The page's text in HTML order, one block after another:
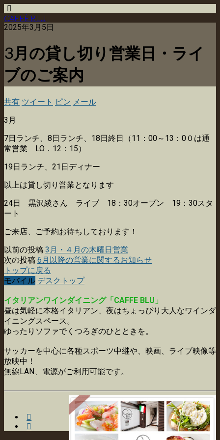
CAFFÈ BLU
2025年3月5日
3月の貸し切り営業日・ライ
ブのご案内
共有 ツイート ピン メール
3月
7日ランチ、8日ランチ、18日終日（11：00～13：0０は通
常営業 LO．12：15）
19日ランチ、21日ディナー
以上は貸し切り営業となります
24日 黒沢綾さん ライブ 18：30オープン 19：30スタ
ート
ご来店、ご予約お待ちしております！
以前の投稿 3月・４月の木曜日営業
次の投稿 6月以降の営業に関するお知らせ
トップに戻る
モバイル デスクトップ
イタリアンワインダイニング「CAFFE BLU」
昼は気軽に本格イタリアン、夜はちょっぴり大人なワインダ
イニングスペース。
ゆったりソファでくつろぎのひとときを。
サッカーを中心に各種スポーツ中継や、映画、ライブ映像等
放映中！
無線LAN、電源がご利用可能です。